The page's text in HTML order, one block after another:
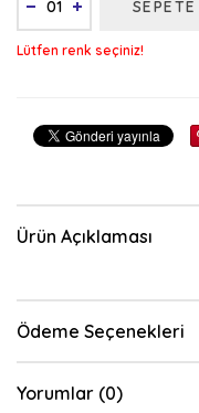
Lütfen renk seçiniz!
Ürün Açıklaması
Ödeme Seçenekleri
Yorumlar (0)